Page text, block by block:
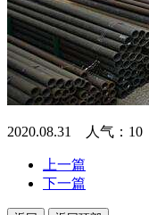
2020.08.31 人气： 10
上一篇
下一篇